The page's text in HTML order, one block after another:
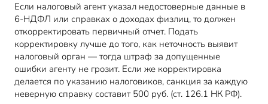
Если налоговый агент указал недостоверные данные в
6-НДФЛ или справках о доходах физлиц, то должен
откорректировать первичный отчет. Подать
корректировку лучше до того, как неточность выявит
налоговый орган — тогда штраф за допущенные
ошибки агенту не грозит. Если же корректировка
делается по указанию налоговиков, санкция за каждую
неверную справку составит 500 руб. (ст. 126.1 НК РФ).